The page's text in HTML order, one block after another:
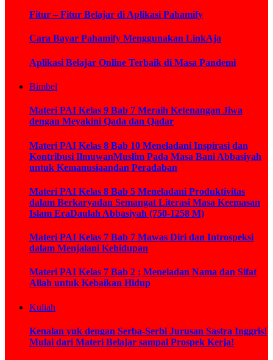
Fitur – Fitur Belajar di Aplikasi Pahamify
Cara Bayar Pahamify Menggunakan LinkAja
Aplikasi Belajar Online Terbaik di Masa Pandemi
Bimbel
Materi PAI Kelas 9 Bab 7 Meraih Ketenangan Jiwa
dengan Meyakini Qada dan Qadar
Materi PAI Kelas 8 Bab 10 Meneladani Inspirasi dan
Kontribusi IlmuwanMuslim Pada Masa Bani Abbasiyah
untuk Kemanusiaandan Peradaban
Materi PAI Kelas 8 Bab 5 Meneladani Produktivitas
dalam Berkaryadan Semangat Literasi Masa Keemasan
Islam EraDaulah Abbasiyah (750-1258 M)
Materi PAI Kelas 7 Bab 7 Mawas Diri dan Introspeksi
dalam Menjalani Kehidupan
Materi PAI Kelas 7 Bab 2 : Meneladan Nama dan Sifat
Allah untuk Kebaikan Hidup
Kuliah
Kenalan yuk dengan Serba-Serbi Jurusan Sastra Inggris!
Mulai dari Materi Belajar sampai Prospek Kerja!